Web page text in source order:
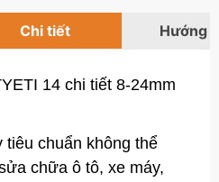
Chi tiết Hướng
14 chi tiết 8-24mm
tiêu chuẩn không thể
chữa ô tô, xe máy,